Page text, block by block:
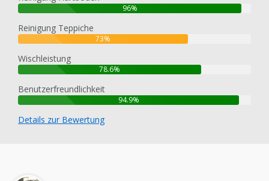
96%
Reinigung Teppiche
73%
Wischleistung
78.6%
Benutzerfreundlichkeit
94.9%
Details zur Bewertung